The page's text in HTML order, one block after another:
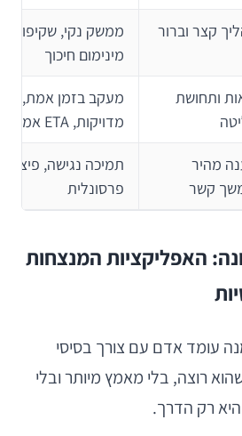
קצר וברור
ממשק נקי, שקיפות
מינימום חיכוך
ותחושת
מעקב בזמן אמת,
מדויקות, ETA אמין
מהיר
קשר
תמיכה נגישה, פיצוי
פרסונלית
האפליקציות המנצחות
עומד אדם עם צורך בסיסי
רוצה, בלי מאמץ מיותר ובלי
רק הדרך.